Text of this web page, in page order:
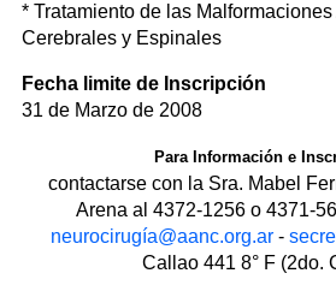
* Tratamiento de las
Cerebrales y Espinales
Fecha limite de Inscripción
31 de Marzo de 2008
Para Información e
contactarse con la Sra. Mabel
Arena al 4372-1256 o 4371-
neurocirugía@aanc.org.ar -
Callao 441 8° F (2do.